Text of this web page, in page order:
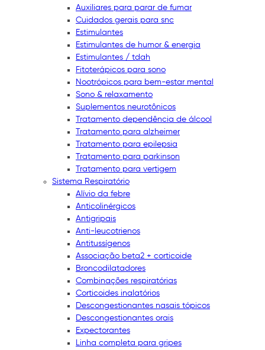
Auxiliares para parar de fumar
Cuidados gerais para snc
Estimulantes
Estimulantes de humor & energia
Estimulantes / tdah
Fitoterápicos para sono
Nootrópicos para bem-estar mental
Sono & relaxamento
Suplementos neurotônicos
Tratamento dependência de álcool
Tratamento para alzheimer
Tratamento para epilepsia
Tratamento para parkinson
Tratamento para vertigem
Sistema Respiratório
Alívio da febre
Anticolinérgicos
Antigripais
Anti-leucotrienos
Antitussígenos
Associação beta2 + corticoide
Broncodilatadores
Combinações respiratórias
Corticoides inalatórios
Descongestionantes nasais tópicos
Descongestionantes orais
Expectorantes
Linha completa para gripes